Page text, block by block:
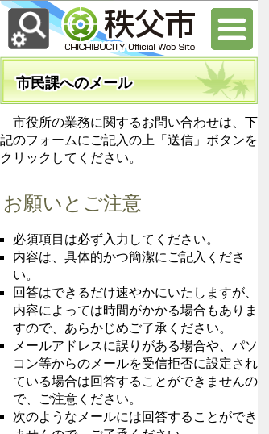
市民課へのメール
市役所の業務に関するお問い合わせは、下
記のフォームにご記入の上「送信」ボタンを
クリックしてください。
お願いとご注意
必須項目は必ず入力してください。
内容は、具体的かつ簡潔にご記入くださ
い。
回答はできるだけ速やかにいたしますが、
内容によっては時間がかかる場合もありま
すので、あらかじめご了承ください。
メールアドレスに誤りがある場合や、パソ
コン等からのメールを受信拒否に設定され
ている場合は回答することができませんの
で、ご注意ください。
次のようなメールには回答することができ